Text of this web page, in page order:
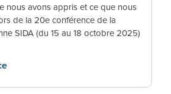
nous avons appris et ce que nous
de la 20e conférence de la
SIDA (du 15 au 18 octobre 2025)